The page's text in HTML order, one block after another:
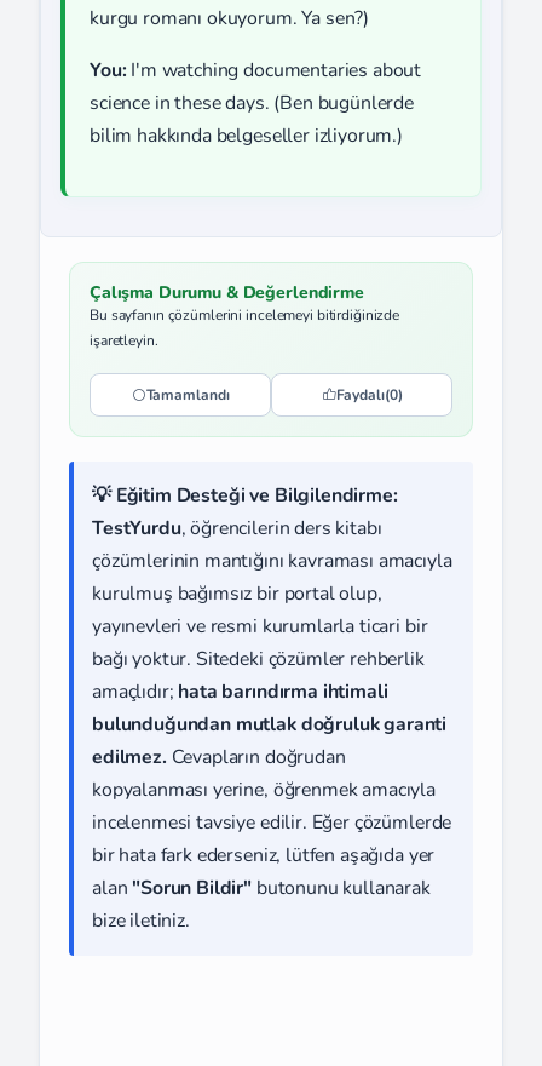
kurgu romanı okuyorum. Ya sen?)
You: I'm watching documentaries about
science in these days. (Ben bugünlerde
bilim hakkında belgeseller izliyorum.)
Çalışma Durumu & Değerlendirme
Bu sayfanın çözümlerini incelemeyi bitirdiğinizde
işaretleyin.
Tamamlandı Faydalı(0)
💡 Eğitim Desteği ve Bilgilendirme:
TestYurdu, öğrencilerin ders kitabı
çözümlerinin mantığını kavraması amacıyla
kurulmuş bağımsız bir portal olup,
yayınevleri ve resmi kurumlarla ticari bir
bağı yoktur. Sitedeki çözümler rehberlik
amaçlıdır; hata barındırma ihtimali
bulunduğundan mutlak doğruluk garanti
edilmez. Cevapların doğrudan
kopyalanması yerine, öğrenmek amacıyla
incelenmesi tavsiye edilir. Eğer çözümlerde
bir hata fark ederseniz, lütfen aşağıda yer
alan "Sorun Bildir" butonunu kullanarak
bize iletiniz.